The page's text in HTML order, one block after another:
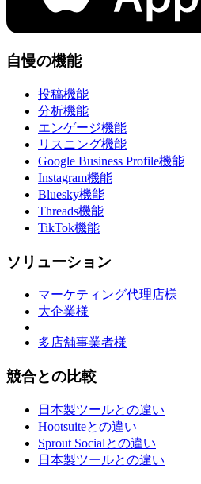
自慢の機能
投稿機能
分析機能
エンゲージ機能
リスニング機能
Google Business Profile機能
Instagram機能
Bluesky機能
Threads機能
TikTok機能
ソリューション
マーケティング代理店様
大企業様
多店舗事業者様
競合との比較
日本製ツールとの違い
Hootsuiteとの違い
Sprout Socialとの違い
日本製ツールとの違い